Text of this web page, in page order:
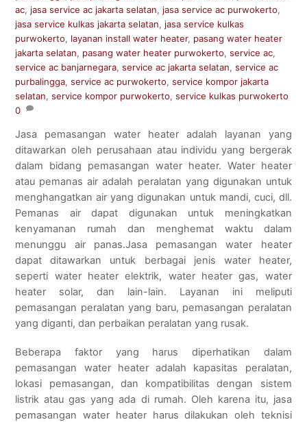
ac, jasa service ac jakarta selatan, jasa service ac purwokerto,
jasa service kulkas jakarta selatan, jasa service kulkas
purwokerto, layanan install water heater, pasang water heater
jakarta selatan, pasang water heater purwokerto,service ac,
service ac banjarnegara,service ac jakarta selatan,service ac
purbalingga,service ac purwokerto,service kompor jakarta
selatan,service kompor purwokerto,service kulkas purwokerto
0
Jasa pemasangan water heater adalah layanan yang
ditawarkan oleh perusahaan atau individu yang bergerak
dalam bidang pemasangan water heater. Water heater
atau pemanas air adalah peralatan yang digunakan untuk
menghangatkan air yang digunakan untuk mandi, cuci, dll.
Pemanas air dapat digunakan untuk meningkatkan
kenyamanan rumah dan menghemat waktu dalam
menunggu air panas.Jasa pemasangan water heater
dapat ditawarkan untuk berbagai jenis water heater,
seperti water heater elektrik, water heater gas, water
heater solar, dan lain-lain. Layanan ini meliputi
pemasangan peralatan yang baru, pemasangan peralatan
yang diganti, dan perbaikan peralatan yang rusak.
Beberapa faktor yang harus diperhatikan dalam
pemasangan water heater adalah kapasitas peralatan,
lokasi pemasangan, dan kompatibilitas dengan sistem
listrik atau gas yang ada di rumah. Oleh karena itu, jasa
pemasangan water heater harus dilakukan oleh teknisi